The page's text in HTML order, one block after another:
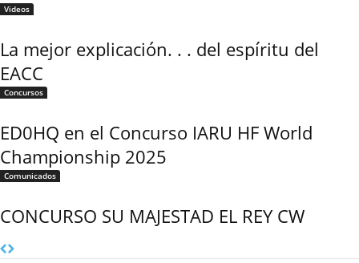
Videos
La mejor explicación. . . del espíritu del
EACC
Concursos
ED0HQ en el Concurso IARU HF World
Championship 2025
Comunicados
CONCURSO SU MAJESTAD EL REY CW